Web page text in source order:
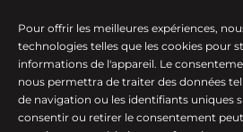
Pour offrir les meilleures expériences,
technologies telles que les cookies pour
informations de l'appareil. Le
nous permettra de traiter des données
de navigation ou les identifiants uniques
consentir ou retirer le consentement
Email